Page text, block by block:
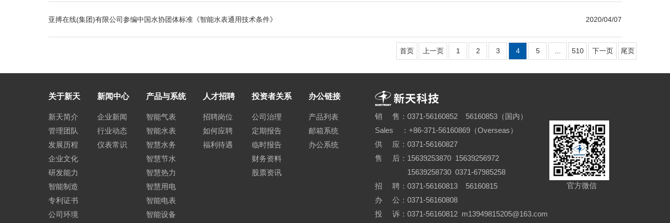
亚搏在线(集团)有限公司参编中国水协团体标准《智能水表通用技术条件》 2020/04/07
首页 上一页 1 2 3 4 5 510 下一页 尾页
关于新天
新天简介
管理团队
发展历程
企业文化
研发能力
智能制造
专利证书
公司环境
新闻中心
企业新闻
行业动态
仪表常识
产品与系统
智能气表
智能水表
智慧水务
智慧节水
智慧热力
智慧用电
智能电表
智能设备
人才招聘
招聘岗位
如何应聘
福利待遇
投资者关系
公司治理
定期报告
临时报告
财务资料
股票资讯
办公链接
产品列表
邮箱系统
办公系统
销 售：0371-56160852 56160853（国内）
Sales ：+86-371-56160869（Overseas）
供 应：0371-56160827
售 后：15639253870 15639256972
15639258730 0371-67985258
招 聘：0371-56160813 56160815
办 公：0371-56160808
投 诉：0371-56160812 m13949815205@163.com
官方微信